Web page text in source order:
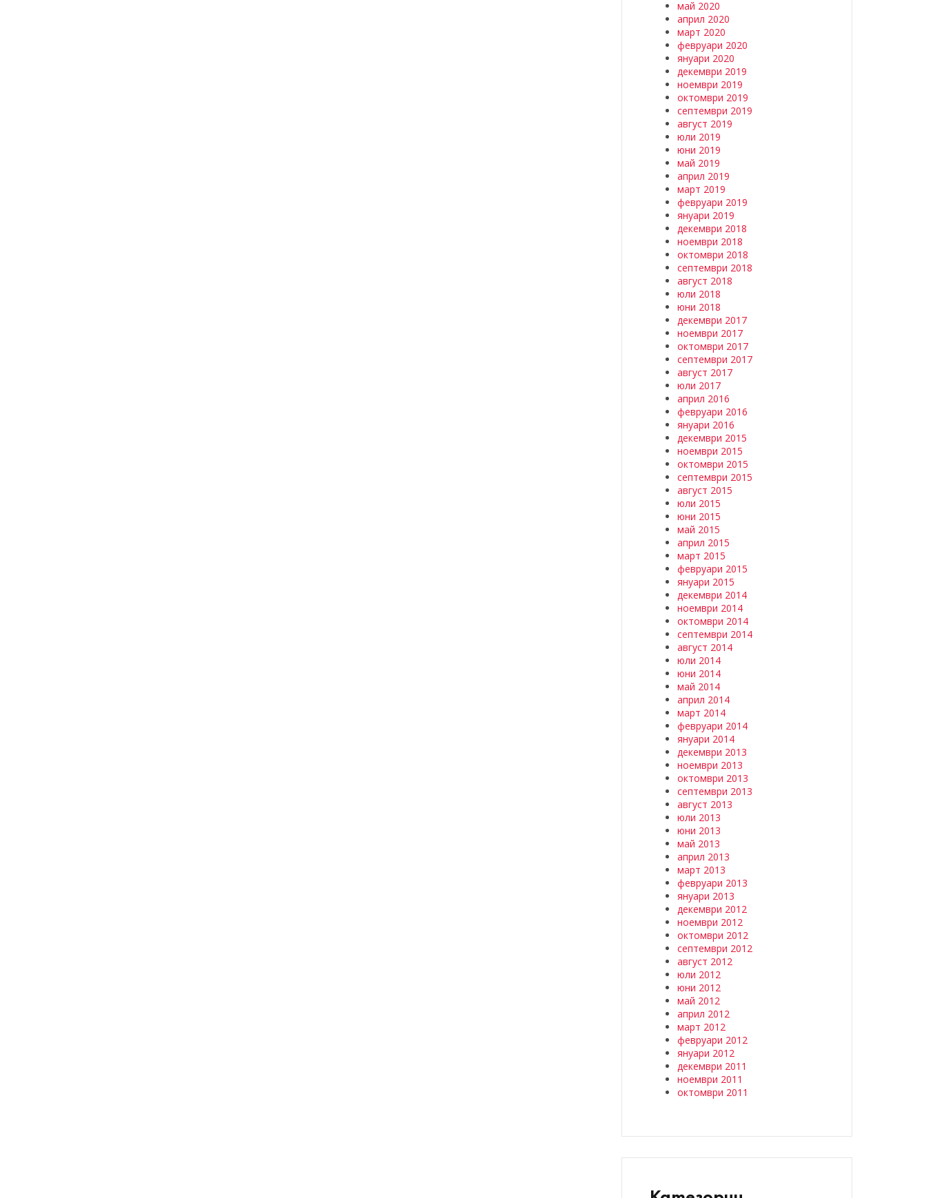
май 2020
април 2020
март 2020
февруари 2020
януари 2020
декември 2019
ноември 2019
октомври 2019
септември 2019
август 2019
юли 2019
юни 2019
май 2019
април 2019
март 2019
февруари 2019
януари 2019
декември 2018
ноември 2018
октомври 2018
септември 2018
август 2018
юли 2018
юни 2018
декември 2017
ноември 2017
октомври 2017
септември 2017
август 2017
юли 2017
април 2016
февруари 2016
януари 2016
декември 2015
ноември 2015
октомври 2015
септември 2015
август 2015
юли 2015
юни 2015
май 2015
април 2015
март 2015
февруари 2015
януари 2015
декември 2014
ноември 2014
октомври 2014
септември 2014
август 2014
юли 2014
юни 2014
май 2014
април 2014
март 2014
февруари 2014
януари 2014
декември 2013
ноември 2013
октомври 2013
септември 2013
август 2013
юли 2013
юни 2013
май 2013
април 2013
март 2013
февруари 2013
януари 2013
декември 2012
ноември 2012
октомври 2012
септември 2012
август 2012
юли 2012
юни 2012
май 2012
април 2012
март 2012
февруари 2012
януари 2012
декември 2011
ноември 2011
октомври 2011